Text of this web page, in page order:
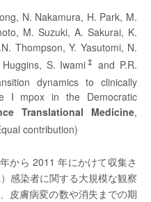
N. Nakamura, H. Park, M.
M. Suzuki, A. Sakurai, K.
Thompson, Y. Yasutomi, N.
S. Iwami‡ and P.R.
dynamics to clinically
I mpox in the Democratic
Translational Medicine,
contribution)
から 2011 年にかけて収集さ
感染者に関する大規模な観察
皮膚病変の数や消失までの期